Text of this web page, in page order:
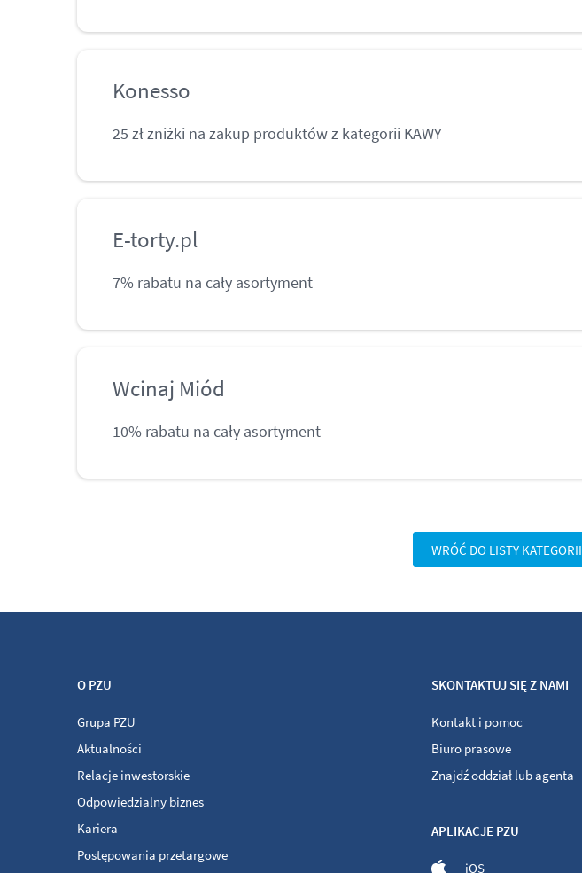
Konesso
25 zł zniżki na zakup produktów z kategorii KAWY
E-torty.pl
7% rabatu na cały asortyment
Wcinaj Miód
10% rabatu na cały asortyment
WRÓĆ DO LISTY KATEGORII
O PZU
Grupa PZU
Aktualności
Relacje inwestorskie
Odpowiedzialny biznes
Kariera
Postępowania przetargowe
SKONTAKTUJ SIĘ Z NAMI
Kontakt i pomoc
Biuro prasowe
Znajdź oddział lub agenta
APLIKACJE PZU
iOS